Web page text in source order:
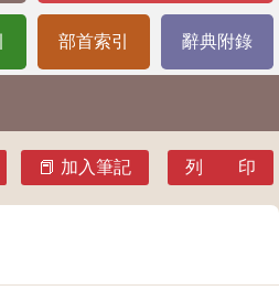
部首索引 辭典附錄
加入筆記 列 印